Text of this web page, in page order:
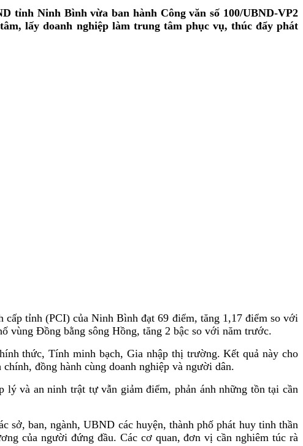
tỉnh Ninh Bình vừa ban hành Công văn số 100/UBND-VP2
lấy doanh nghiệp làm trung tâm phục vụ, thúc đẩy phát
tỉnh (PCI) của Ninh Bình đạt 69 điểm, tăng 1,17 điểm so với
vùng Đồng bằng sông Hồng, tăng 2 bậc so với năm trước.
thức, Tính minh bạch, Gia nhập thị trường. Kết quả này cho
đồng hành cùng doanh nghiệp và người dân.
và an ninh trật tự vẫn giảm điểm, phản ánh những tồn tại cần
sở, ban, ngành, UBND các huyện, thành phố phát huy tinh thần
của người đứng đầu. Các cơ quan, đơn vị cần nghiêm túc rà